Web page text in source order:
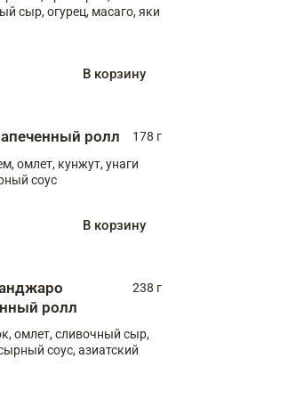
сыр, огурец, масаго, яки
В корзину
ролл
178 г
омлет, кунжут, унаги
соус
В корзину
ролл
238 г
омлет, сливочный сыр,
соус, азиатский